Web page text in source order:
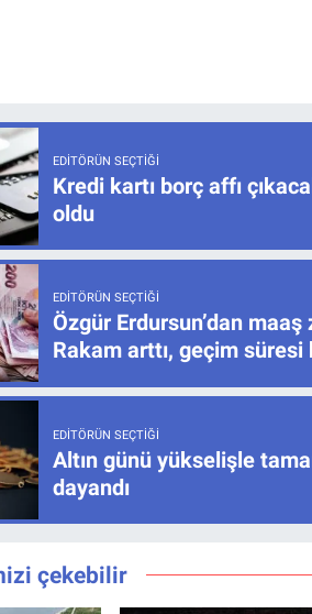
EDITÖRÜN SEÇTIĞI
Kredi kartı borç affı
oldu
EDITÖRÜN SEÇTIĞI
Özgür Erdursun’dan maaş
Rakam arttı, geçim süresi
EDITÖRÜN SEÇTIĞI
Altın günü yükselişle
dayandı
çekebilir